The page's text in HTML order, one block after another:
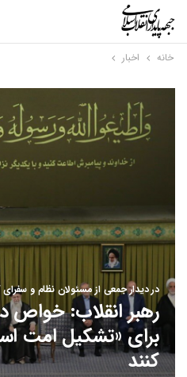
خانه اخبار
در دیدار جمعی از مسئولان نظام و
رهبر انقلاب: خواص
برای «تشکیل امت
کنند